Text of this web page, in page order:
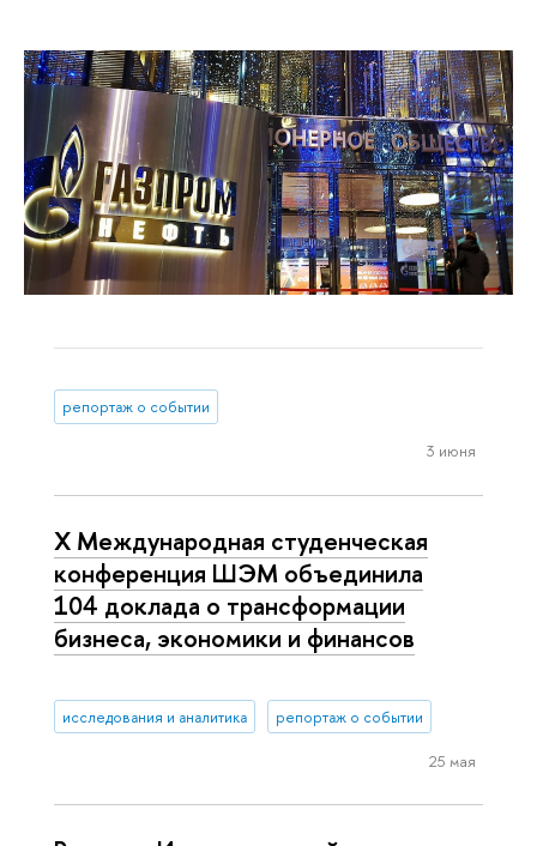
репортаж о событии
3 июня
X Международная студенческая
конференция ШЭМ объединила
104 доклада о трансформации
бизнеса, экономики и финансов
исследования и аналитика репортаж о событии
25 мая